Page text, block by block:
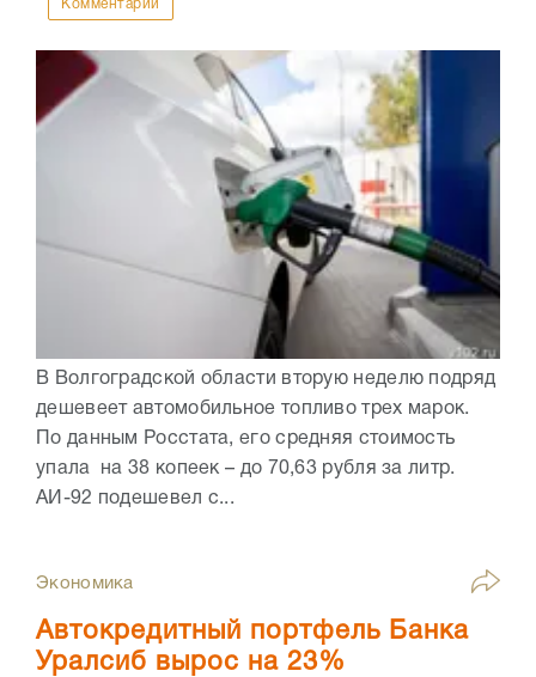
Комментарии
В Волгоградской области вторую неделю подряд
дешевеет автомобильное топливо трех марок.
По данным Росстата, его средняя стоимость
упала на 38 копеек – до 70,63 рубля за литр.
АИ-92 подешевел с...
Экономика
Автокредитный портфель Банка
Уралсиб вырос на 23%